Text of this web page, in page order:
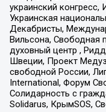
украинский
Украинская
Декабристы,
Вильсона, Свободная
духовный центр ,
Швеции, Проект
свободной России,
International, Форум
Солидарность с
Solidarus, КрымSOS,